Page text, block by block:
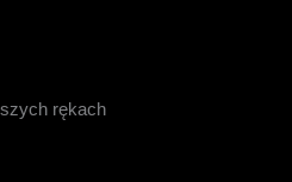
rękach